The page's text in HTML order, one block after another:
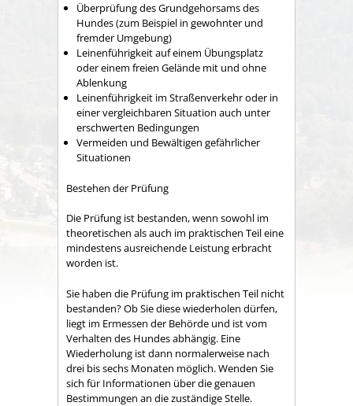
Überprüfung des Grundgehorsams des
Hundes (zum Beispiel in gewohnter und
fremder Umgebung)
Leinenführigkeit auf einem Übungsplatz
oder einem freien Gelände mit und ohne
Ablenkung
Leinenführigkeit im Straßenverkehr oder in
einer vergleichbaren Situation auch unter
erschwerten Bedingungen
Vermeiden und Bewältigen gefährlicher
Situationen
Bestehen der Prüfung
Die Prüfung ist bestanden, wenn sowohl im
theoretischen als auch im praktischen Teil eine
mindestens ausreichende Leistung erbracht
worden ist.
Sie haben die Prüfung im praktischen Teil nicht
bestanden? Ob Sie diese wiederholen dürfen,
liegt im Ermessen der Behörde und ist vom
Verhalten des Hundes abhängig. Eine
Wiederholung ist dann normalerweise nach
drei bis sechs Monaten möglich. Wenden Sie
sich für Informationen über die genauen
Bestimmungen an die zuständige Stelle.